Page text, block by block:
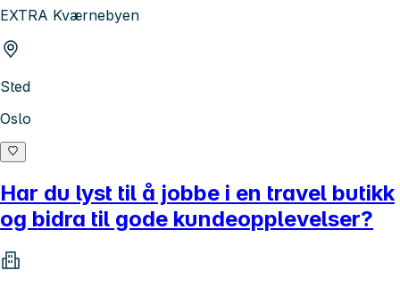
EXTRA Kværnebyen
Sted
Oslo
Har du lyst til å jobbe i en travel butikk
og bidra til gode kundeopplevelser?